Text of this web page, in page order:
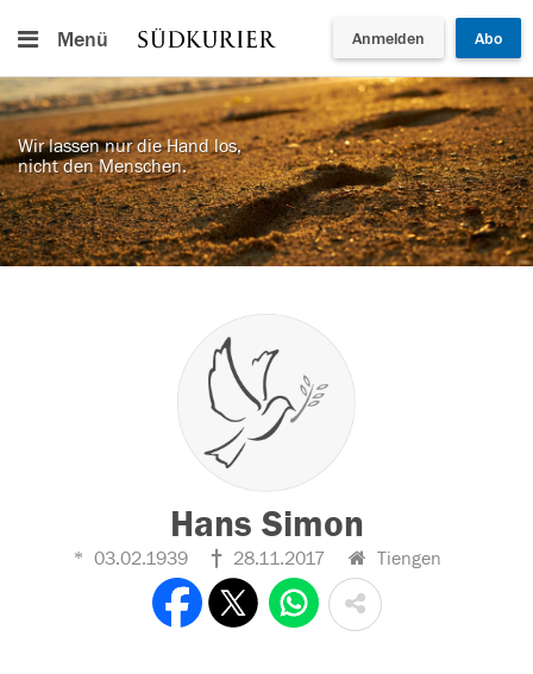
Menü Anmelden Abo
Wir lassen nur die Hand los,
nicht den Menschen.
Hans Simon
03.02.1939 28.11.2017 Tiengen